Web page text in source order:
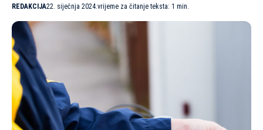
REDAKCIJA22. siječnja 2024.vrijeme za čitanje teksta: 1 min.